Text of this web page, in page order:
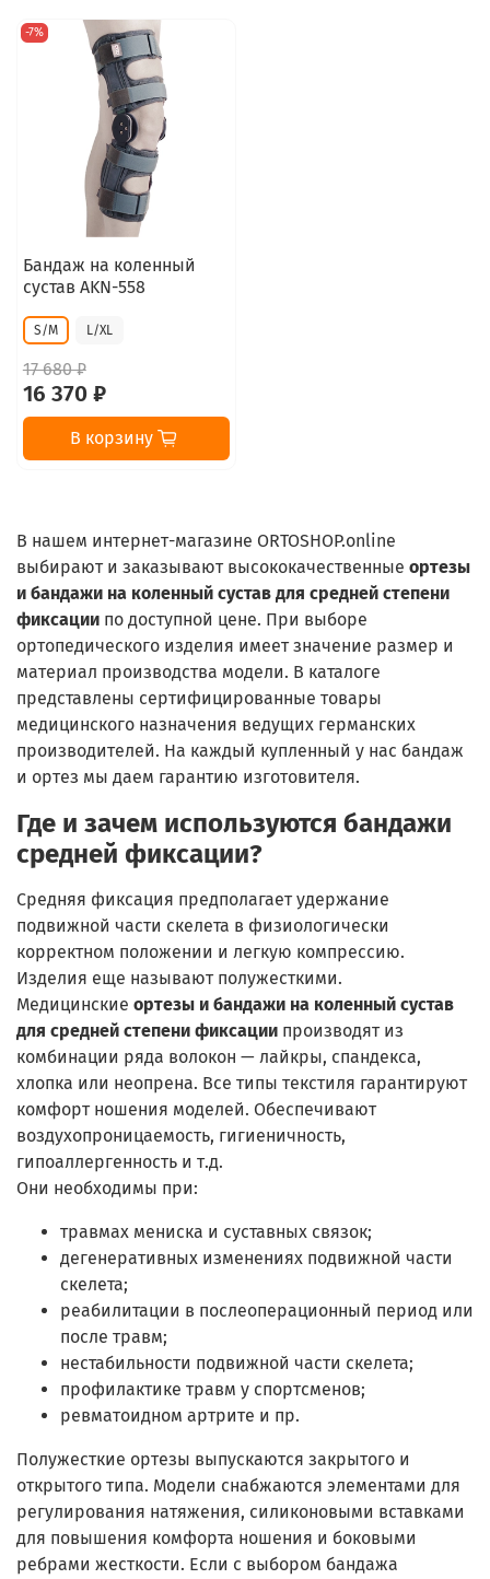
-7%
Бандаж на коленный
сустав AKN-558
S/M L/XL
17 680 ₽
16 370 ₽
В корзину
В нашем интернет-магазине ORTOSHOP.online
выбирают и заказывают высококачественные ортезы
и бандажи на коленный сустав для средней степени
фиксации по доступной цене. При выборе
ортопедического изделия имеет значение размер и
материал производства модели. В каталоге
представлены сертифицированные товары
медицинского назначения ведущих германских
производителей. На каждый купленный у нас бандаж
и ортез мы даем гарантию изготовителя.
Где и зачем используются бандажи
средней фиксации?
Средняя фиксация предполагает удержание
подвижной части скелета в физиологически
корректном положении и легкую компрессию.
Изделия еще называют полужесткими.
Медицинские ортезы и бандажи на коленный сустав
для средней степени фиксации производят из
комбинации ряда волокон — лайкры, спандекса,
хлопка или неопрена. Все типы текстиля гарантируют
комфорт ношения моделей. Обеспечивают
воздухопроницаемость, гигиеничность,
гипоаллергенность и т.д.
Они необходимы при:
травмах мениска и суставных связок;
дегенеративных изменениях подвижной части
скелета;
реабилитации в послеоперационный период или
после травм;
нестабильности подвижной части скелета;
профилактике травм у спортсменов;
ревматоидном артрите и пр.
Полужесткие ортезы выпускаются закрытого и
открытого типа. Модели снабжаются элементами для
регулирования натяжения, силиконовыми вставками
для повышения комфорта ношения и боковыми
ребрами жесткости. Если с выбором бандажа